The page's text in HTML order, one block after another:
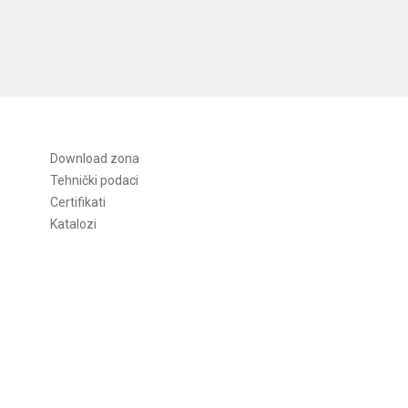
Download zona
Tehnički podaci
Certifikati
Katalozi